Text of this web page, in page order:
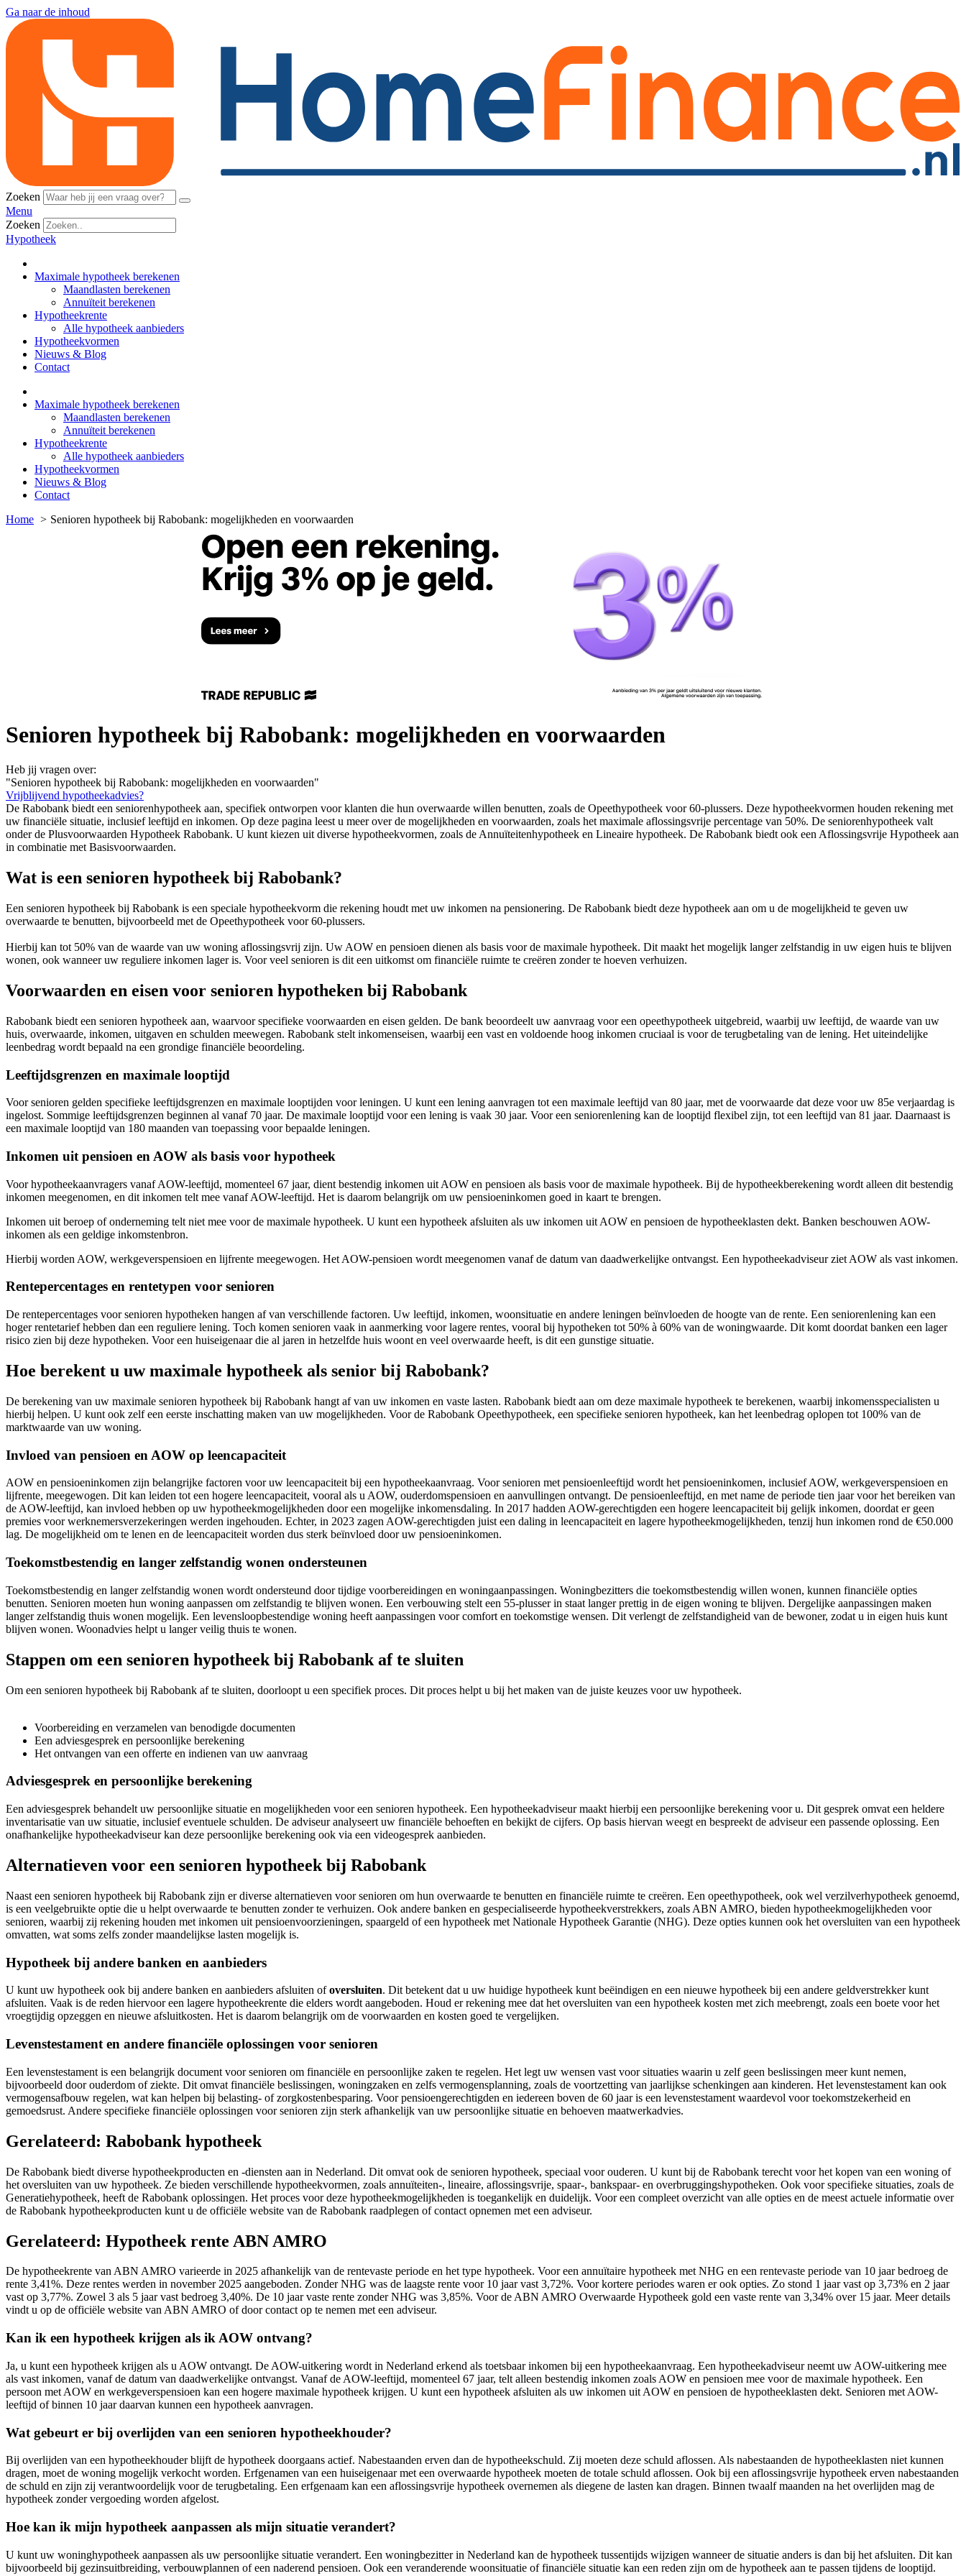
Ga naar de inhoud
Zoeken
Menu
Zoeken
Hypotheek
Maximale hypotheek berekenen
Maandlasten berekenen
Annuïteit berekenen
Hypotheekrente
Alle hypotheek aanbieders
Hypotheekvormen
Nieuws & Blog
Contact
Maximale hypotheek berekenen
Maandlasten berekenen
Annuïteit berekenen
Hypotheekrente
Alle hypotheek aanbieders
Hypotheekvormen
Nieuws & Blog
Contact
Home
Senioren hypotheek bij Rabobank: mogelijkheden en voorwaarden
Senioren hypotheek bij Rabobank: mogelijkheden en voorwaarden
Heb jij vragen over:
"Senioren hypotheek bij Rabobank: mogelijkheden en voorwaarden"
Vrijblijvend hypotheekadvies?
De Rabobank biedt een seniorenhypotheek aan, specifiek ontworpen voor klanten die hun overwaarde willen benutten, zoals de Opeethypotheek voor 60-plussers. Deze hypotheekvormen houden rekening met
uw financiële situatie, inclusief leeftijd en inkomen. Op deze pagina leest u meer over de mogelijkheden en voorwaarden, zoals het maximale aflossingsvrije percentage van 50%. De seniorenhypotheek valt
onder de Plusvoorwaarden Hypotheek Rabobank. U kunt kiezen uit diverse hypotheekvormen, zoals de Annuïteitenhypotheek en Lineaire hypotheek. De Rabobank biedt ook een Aflossingsvrije Hypotheek aan
in combinatie met Basisvoorwaarden.
Wat is een senioren hypotheek bij Rabobank?
Een senioren hypotheek bij Rabobank is een speciale hypotheekvorm die rekening houdt met uw inkomen na pensionering. De Rabobank biedt deze hypotheek aan om u de mogelijkheid te geven uw
overwaarde te benutten, bijvoorbeeld met de Opeethypotheek voor 60-plussers.
Hierbij kan tot 50% van de waarde van uw woning aflossingsvrij zijn. Uw AOW en pensioen dienen als basis voor de maximale hypotheek. Dit maakt het mogelijk langer zelfstandig in uw eigen huis te blijven
wonen, ook wanneer uw reguliere inkomen lager is. Voor veel senioren is dit een uitkomst om financiële ruimte te creëren zonder te hoeven verhuizen.
Voorwaarden en eisen voor senioren hypotheken bij Rabobank
Rabobank biedt een senioren hypotheek aan, waarvoor specifieke voorwaarden en eisen gelden. De bank beoordeelt uw aanvraag voor een opeethypotheek uitgebreid, waarbij uw leeftijd, de waarde van uw
huis, overwaarde, inkomen, uitgaven en schulden meewegen. Rabobank stelt inkomenseisen, waarbij een vast en voldoende hoog inkomen cruciaal is voor de terugbetaling van de lening. Het uiteindelijke
leenbedrag wordt bepaald na een grondige financiële beoordeling.
Leeftijdsgrenzen en maximale looptijd
Voor senioren gelden specifieke leeftijdsgrenzen en maximale looptijden voor leningen. U kunt een lening aanvragen tot een maximale leeftijd van 80 jaar, met de voorwaarde dat deze voor uw 85e verjaardag is
ingelost. Sommige leeftijdsgrenzen beginnen al vanaf 70 jaar. De maximale looptijd voor een lening is vaak 30 jaar. Voor een seniorenlening kan de looptijd flexibel zijn, tot een leeftijd van 81 jaar. Daarnaast is
een maximale looptijd van 180 maanden van toepassing voor bepaalde leningen.
Inkomen uit pensioen en AOW als basis voor hypotheek
Voor hypotheekaanvragers vanaf AOW-leeftijd, momenteel 67 jaar, dient bestendig inkomen uit AOW en pensioen als basis voor de maximale hypotheek. Bij de hypotheekberekening wordt alleen dit bestendig
inkomen meegenomen, en dit inkomen telt mee vanaf AOW-leeftijd. Het is daarom belangrijk om uw pensioeninkomen goed in kaart te brengen.
Inkomen uit beroep of onderneming telt niet mee voor de maximale hypotheek. U kunt een hypotheek afsluiten als uw inkomen uit AOW en pensioen de hypotheeklasten dekt. Banken beschouwen AOW-
inkomen als een geldige inkomstenbron.
Hierbij worden AOW, werkgeverspensioen en lijfrente meegewogen. Het AOW-pensioen wordt meegenomen vanaf de datum van daadwerkelijke ontvangst. Een hypotheekadviseur ziet AOW als vast inkomen.
Rentepercentages en rentetypen voor senioren
De rentepercentages voor senioren hypotheken hangen af van verschillende factoren. Uw leeftijd, inkomen, woonsituatie en andere leningen beïnvloeden de hoogte van de rente. Een seniorenlening kan een
hoger rentetarief hebben dan een reguliere lening. Toch komen senioren vaak in aanmerking voor lagere rentes, vooral bij hypotheken tot 50% à 60% van de woningwaarde. Dit komt doordat banken een lager
risico zien bij deze hypotheken. Voor een huiseigenaar die al jaren in hetzelfde huis woont en veel overwaarde heeft, is dit een gunstige situatie.
Hoe berekent u uw maximale hypotheek als senior bij Rabobank?
De berekening van uw maximale senioren hypotheek bij Rabobank hangt af van uw inkomen en vaste lasten. Rabobank biedt aan om deze maximale hypotheek te berekenen, waarbij inkomensspecialisten u
hierbij helpen. U kunt ook zelf een eerste inschatting maken van uw mogelijkheden. Voor de Rabobank Opeethypotheek, een specifieke senioren hypotheek, kan het leenbedrag oplopen tot 100% van de
marktwaarde van uw woning.
Invloed van pensioen en AOW op leencapaciteit
AOW en pensioeninkomen zijn belangrijke factoren voor uw leencapaciteit bij een hypotheekaanvraag. Voor senioren met pensioenleeftijd wordt het pensioeninkomen, inclusief AOW, werkgeverspensioen en
lijfrente, meegewogen. Dit kan leiden tot een hogere leencapaciteit, vooral als u AOW, ouderdomspensioen en aanvullingen ontvangt. De pensioenleeftijd, en met name de periode tien jaar voor het bereiken van
de AOW-leeftijd, kan invloed hebben op uw hypotheekmogelijkheden door een mogelijke inkomensdaling. In 2017 hadden AOW-gerechtigden een hogere leencapaciteit bij gelijk inkomen, doordat er geen
premies voor werknemersverzekeringen werden ingehouden. Echter, in 2023 zagen AOW-gerechtigden juist een daling in leencapaciteit en lagere hypotheekmogelijkheden, tenzij hun inkomen rond de €50.000
lag. De mogelijkheid om te lenen en de leencapaciteit worden dus sterk beïnvloed door uw pensioeninkomen.
Toekomstbestendig en langer zelfstandig wonen ondersteunen
Toekomstbestendig en langer zelfstandig wonen wordt ondersteund door tijdige voorbereidingen en woningaanpassingen. Woningbezitters die toekomstbestendig willen wonen, kunnen financiële opties
benutten. Senioren moeten hun woning aanpassen om zelfstandig te blijven wonen. Een verbouwing stelt een 55-plusser in staat langer prettig in de eigen woning te blijven. Dergelijke aanpassingen maken
langer zelfstandig thuis wonen mogelijk. Een levensloopbestendige woning heeft aanpassingen voor comfort en toekomstige wensen. Dit verlengt de zelfstandigheid van de bewoner, zodat u in eigen huis kunt
blijven wonen. Woonadvies helpt u langer veilig thuis te wonen.
Stappen om een senioren hypotheek bij Rabobank af te sluiten
Om een senioren hypotheek bij Rabobank af te sluiten, doorloopt u een specifiek proces. Dit proces helpt u bij het maken van de juiste keuzes voor uw hypotheek.
Voorbereiding en verzamelen van benodigde documenten
Een adviesgesprek en persoonlijke berekening
Het ontvangen van een offerte en indienen van uw aanvraag
Adviesgesprek en persoonlijke berekening
Een adviesgesprek behandelt uw persoonlijke situatie en mogelijkheden voor een senioren hypotheek. Een hypotheekadviseur maakt hierbij een persoonlijke berekening voor u. Dit gesprek omvat een heldere
inventarisatie van uw situatie, inclusief eventuele schulden. De adviseur analyseert uw financiële behoeften en bekijkt de cijfers. Op basis hiervan weegt en bespreekt de adviseur een passende oplossing. Een
onafhankelijke hypotheekadviseur kan deze persoonlijke berekening ook via een videogesprek aanbieden.
Alternatieven voor een senioren hypotheek bij Rabobank
Naast een senioren hypotheek bij Rabobank zijn er diverse alternatieven voor senioren om hun overwaarde te benutten en financiële ruimte te creëren. Een opeethypotheek, ook wel verzilverhypotheek genoemd,
is een veelgebruikte optie die u helpt overwaarde te benutten zonder te verhuizen. Ook andere banken en gespecialiseerde hypotheekverstrekkers, zoals ABN AMRO, bieden hypotheekmogelijkheden voor
senioren, waarbij zij rekening houden met inkomen uit pensioenvoorzieningen, spaargeld of een hypotheek met Nationale Hypotheek Garantie (NHG). Deze opties kunnen ook het oversluiten van een hypotheek
omvatten, wat soms zelfs zonder maandelijkse lasten mogelijk is.
Hypotheek bij andere banken en aanbieders
U kunt uw hypotheek ook bij andere banken en aanbieders afsluiten ofoversluiten. Dit betekent dat u uw huidige hypotheek kunt beëindigen en een nieuwe hypotheek bij een andere geldverstrekker kunt
afsluiten. Vaak is de reden hiervoor een lagere hypotheekrente die elders wordt aangeboden. Houd er rekening mee dat het oversluiten van een hypotheek kosten met zich meebrengt, zoals een boete voor het
vroegtijdig opzeggen en nieuwe afsluitkosten. Het is daarom belangrijk om de voorwaarden en kosten goed te vergelijken.
Levenstestament en andere financiële oplossingen voor senioren
Een levenstestament is een belangrijk document voor senioren om financiële en persoonlijke zaken te regelen. Het legt uw wensen vast voor situaties waarin u zelf geen beslissingen meer kunt nemen,
bijvoorbeeld door ouderdom of ziekte. Dit omvat financiële beslissingen, woningzaken en zelfs vermogensplanning, zoals de voortzetting van jaarlijkse schenkingen aan kinderen. Het levenstestament kan ook
vermogensafbouw regelen, wat kan helpen bij belasting- of zorgkostenbesparing. Voor pensioengerechtigden en iedereen boven de 60 jaar is een levenstestament waardevol voor toekomstzekerheid en
gemoedsrust. Andere specifieke financiële oplossingen voor senioren zijn sterk afhankelijk van uw persoonlijke situatie en behoeven maatwerkadvies.
Gerelateerd: Rabobank hypotheek
De Rabobank biedt diverse hypotheekproducten en -diensten aan in Nederland. Dit omvat ook de senioren hypotheek, speciaal voor ouderen. U kunt bij de Rabobank terecht voor het kopen van een woning of
het oversluiten van uw hypotheek. Ze bieden verschillende hypotheekvormen, zoals annuïteiten-, lineaire, aflossingsvrije, spaar-, bankspaar- en overbruggingshypotheken. Ook voor specifieke situaties, zoals de
Generatiehypotheek, heeft de Rabobank oplossingen. Het proces voor deze hypotheekmogelijkheden is toegankelijk en duidelijk. Voor een compleet overzicht van alle opties en de meest actuele informatie over
de Rabobank hypotheekproducten kunt u de officiële website van de Rabobank raadplegen of contact opnemen met een adviseur.
Gerelateerd: Hypotheek rente ABN AMRO
De hypotheekrente van ABN AMRO varieerde in 2025 afhankelijk van de rentevaste periode en het type hypotheek. Voor een annuïtaire hypotheek met NHG en een rentevaste periode van 10 jaar bedroeg de
rente 3,41%. Deze rentes werden in november 2025 aangeboden. Zonder NHG was de laagste rente voor 10 jaar vast 3,72%. Voor kortere periodes waren er ook opties. Zo stond 1 jaar vast op 3,73% en 2 jaar
vast op 3,77%. Zowel 3 als 5 jaar vast bedroeg 3,40%. De 10 jaar vaste rente zonder NHG was 3,85%. Voor de ABN AMRO Overwaarde Hypotheek gold een vaste rente van 3,34% over 15 jaar. Meer details
vindt u op de officiële website van ABN AMRO of door contact op te nemen met een adviseur.
Kan ik een hypotheek krijgen als ik AOW ontvang?
Ja, u kunt een hypotheek krijgen als u AOW ontvangt. De AOW-uitkering wordt in Nederland erkend als toetsbaar inkomen bij een hypotheekaanvraag. Een hypotheekadviseur neemt uw AOW-uitkering mee
als vast inkomen, vanaf de datum van daadwerkelijke ontvangst. Vanaf de AOW-leeftijd, momenteel 67 jaar, telt alleen bestendig inkomen zoals AOW en pensioen mee voor de maximale hypotheek. Een
persoon met AOW en werkgeverspensioen kan een hogere maximale hypotheek krijgen. U kunt een hypotheek afsluiten als uw inkomen uit AOW en pensioen de hypotheeklasten dekt. Senioren met AOW-
leeftijd of binnen 10 jaar daarvan kunnen een hypotheek aanvragen.
Wat gebeurt er bij overlijden van een senioren hypotheekhouder?
Bij overlijden van een hypotheekhouder blijft de hypotheek doorgaans actief. Nabestaanden erven dan de hypotheekschuld. Zij moeten deze schuld aflossen. Als nabestaanden de hypotheeklasten niet kunnen
dragen, moet de woning mogelijk verkocht worden. Erfgenamen van een huiseigenaar met een overwaarde hypotheek moeten de totale schuld aflossen. Ook bij een aflossingsvrije hypotheek erven nabestaanden
de schuld en zijn zij verantwoordelijk voor de terugbetaling. Een erfgenaam kan een aflossingsvrije hypotheek overnemen als diegene de lasten kan dragen. Binnen twaalf maanden na het overlijden mag de
hypotheek zonder vergoeding worden afgelost.
Hoe kan ik mijn hypotheek aanpassen als mijn situatie verandert?
U kunt uw woninghypotheek aanpassen als uw persoonlijke situatie verandert. Een woningbezitter in Nederland kan de hypotheek tussentijds wijzigen wanneer de situatie anders is dan bij het afsluiten. Dit kan
bijvoorbeeld bij gezinsuitbreiding, verbouwplannen of een naderend pensioen. Ook een veranderende woonsituatie of financiële situatie kan een reden zijn om de hypotheek aan te passen tijdens de looptijd.